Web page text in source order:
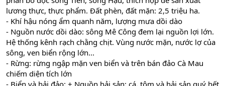
lương thực, thực phẩm. Đất phèn, đất mặn: 2,5 triệu ha.
- Khí hậu nóng ẩm quanh năm, lượng mưa dồi dào
- Nguồn nước dồi dào: sông Mê Công đem lại nguồn lợi lớn.
Hệ thống kênh rạch chằng chịt. Vùng nước mặn, nước lợ của
sông, ven biển rộng lớn...
- Rừng: rừng ngập mặn ven biển và trên bán đảo Cà Mau
chiếm diện tích lớn